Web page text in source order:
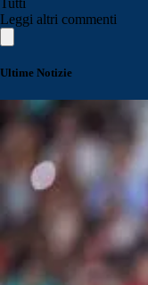
Leggi altri commenti
Ultime Notizie